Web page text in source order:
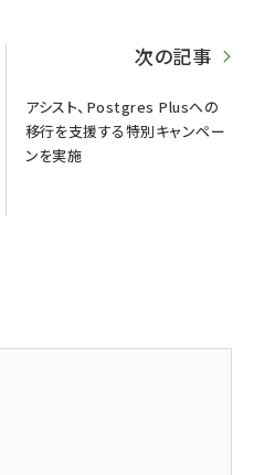
次の記事
アシスト、Postgres Plusへの
移行を支援する特別キャンペー
ンを実施